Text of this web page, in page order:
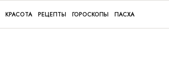
КРАСОТА РЕЦЕПТЫ ГОРОСКОПЫ ПАСХА